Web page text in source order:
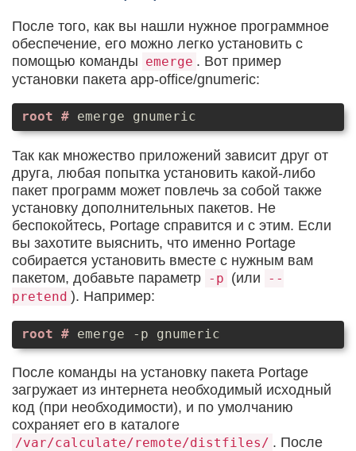
После того, как вы нашли нужное программное
обеспечение, его можно легко установить с
помощью команды emerge . Вот пример
установки пакета app-office/gnumeric:
emerge gnumeric
Так как множество приложений зависит друг от
друга, любая попытка установить какой-либо
пакет программ может повлечь за собой также
установку дополнительных пакетов. Не
беспокойтесь, Portage справится и с этим. Если
вы захотите выяснить, что именно Portage
собирается установить вместе с нужным вам
пакетом, добавьте параметр -p (или
--
pretend ). Например:
emerge -p gnumeric
После команды на установку пакета Portage
загружает из интернета необходимый исходный
код (при необходимости), и по умолчанию
сохраняет его в каталоге
/var/calculate/remote/distfiles/ . После